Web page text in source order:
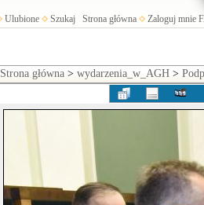
Ulubione Szukaj Strona główna Zaloguj mnie
Strona główna > wydarzenia_w_AGH >